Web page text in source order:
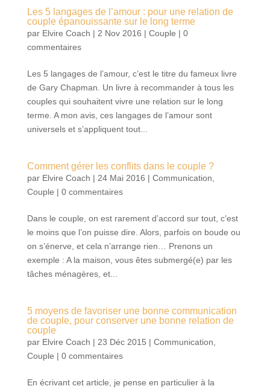
Les 5 langages de l’amour : pour une relation de
couple épanouissante sur le long terme
par Elvire Coach | 2 Nov 2016 | Couple | 0
commentaires
Les 5 langages de l’amour, c’est le titre du fameux livre
de Gary Chapman. Un livre à recommander à tous les
couples qui souhaitent vivre une relation sur le long
terme. A mon avis, ces langages de l’amour sont
universels et s’appliquent tout...
Comment gérer les conflits dans le couple ?
par Elvire Coach | 24 Mai 2016 | Communication
Couple | 0 commentaires
Dans le couple, on est rarement d’accord sur tout, c’est
le moins que l’on puisse dire. Alors, parfois on boude ou
on s’énerve, et cela n’arrange rien… Prenons un
exemple : A la maison, vous êtes submergé(e) par les
tâches ménagères, et...
5 moyens de favoriser une bonne communication
de couple, pour conserver une bonne relation de
couple
par Elvire Coach | 23 Déc 2015 | Communication
Couple | 0 commentaires
En écrivant cet article, je pense en particulier à la